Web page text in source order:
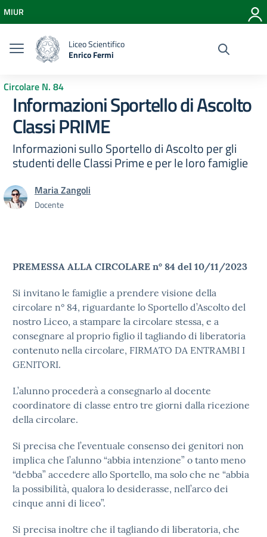
Vai al menu di navigazione
Vai al footer
MIUR
Liceo Scientifico
Enrico Fermi
Circolare N. 84
Informazioni Sportello di Ascolto
Classi PRIME
Informazioni sullo Sportello di Ascolto per gli
studenti delle Classi Prime e per le loro famiglie
Maria Zangoli
Docente
PREMESSA ALLA CIRCOLARE n° 84 del 10/11/2023
Si invitano le famiglie a prendere visione della
circolare n° 84, riguardante lo Sportello d’Ascolto del
nostro Liceo, a stampare la circolare stessa, e a
consegnare al proprio figlio il tagliando di liberatoria
contenuto nella circolare, FIRMATO DA ENTRAMBI I
GENITORI.
L’alunno procederà a consegnarlo al docente
coordinatore di classe entro tre giorni dalla ricezione
della circolare.
Si precisa che l’eventuale consenso dei genitori non
implica che l’alunno “abbia intenzione” o tanto meno
“debba” accedere allo Sportello, ma solo che ne “abbia
la possibilità, qualora lo desiderasse, nell’arco dei
cinque anni di liceo”.
Si precisa inoltre che il tagliando di liberatoria, che